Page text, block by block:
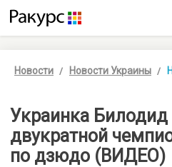
Новости Новости Украины
Украинка Билодид
двукратной
по дзюдо (ВИДЕО)